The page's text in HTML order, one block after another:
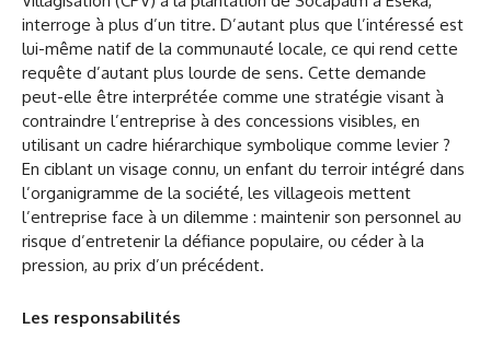
interroge à plus d’un titre. D’autant plus que l’intéressé est
lui-même natif de la communauté locale, ce qui rend cette
requête d’autant plus lourde de sens. Cette demande
peut-elle être interprétée comme une stratégie visant à
contraindre l’entreprise à des concessions visibles, en
utilisant un cadre hiérarchique symbolique comme levier ?
En ciblant un visage connu, un enfant du terroir intégré dans
l’organigramme de la société, les villageois mettent
l’entreprise face à un dilemme : maintenir son personnel au
risque d’entretenir la défiance populaire, ou céder à la
pression, au prix d’un précédent.
Les responsabilités